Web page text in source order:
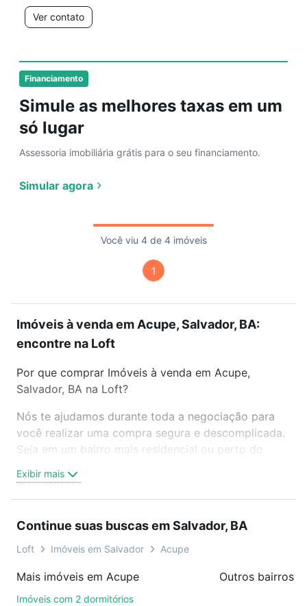
Financiamento
Simule as melhores taxas em um
só lugar
Assessoria imobiliária grátis para o seu financiamento.
Simular agora
Ver contato
Você viu 4 de 4 imóveis
1
Imóveis à venda em Acupe, Salvador, BA:
encontre na Loft
Por que comprar Imóveis à venda em Acupe,
Salvador, BA na Loft?
Nós te ajudamos durante toda a negociação para
você realizar uma compra segura e descomplicada.
Seja em um bairro mais residencial ou perto do
oferta ideal de Imóveis à venda em Acupe, Salvador,
BA para conquistar seu sonho. Agende uma visita
compromisso e você ainda conta com mais de 46
mil corretores e imobiliárias te ajudando na compra,
Como escolher um imóvel?
Exibir mais
Continue suas buscas em Salvador, BA
Loft Imóveis em Salvador Acupe
Mais imóveis em Acupe
Imóveis com 2 dormitórios
Outros bairros